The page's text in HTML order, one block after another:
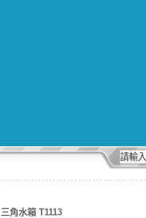
三角水箱 T1113